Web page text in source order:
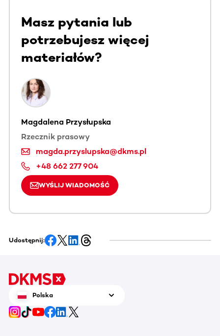
Masz pytania lub
potrzebujesz więcej
materiałów?
Magdalena Przysłupska
Rzecznik prasowy
magda.przyslupska@dkms.pl
+48 662 277 904
WYŚLIJ WIADOMOŚĆ
Udostępnij:
Polska